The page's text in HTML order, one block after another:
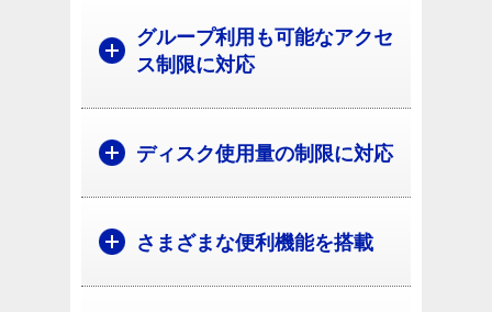
グループ利用も可能なアクセ
ス制限に対応
ディスク使用量の制限に対応
さまざまな便利機能を搭載